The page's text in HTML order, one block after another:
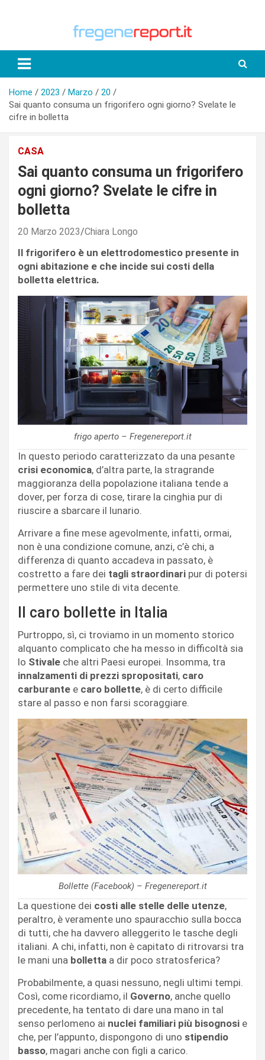
Home 2023 Marzo
20
Sai quanto consuma un frigorifero ogni giorno? Svelate le
cifre in bolletta
CASA
Sai quanto consuma un frigorifero
ogni giorno? Svelate le cifre in
bolletta
20 Marzo 2023 Chiara Longo
Il frigorifero è un elettrodomestico presente in
ogni abitazione e che incide sui costi della
bolletta elettrica.
frigo aperto – Fregenereport.it
In questo periodo caratterizzato da una pesante
crisi economica, d’altra parte, la stragrande
maggioranza della popolazione italiana tende a
dover, per forza di cose, tirare la cinghia pur di
riuscire a sbarcare il lunario.
Arrivare a fine mese agevolmente, infatti, ormai,
non è una condizione comune, anzi, c’è chi, a
differenza di quanto accadeva in passato, è
costretto a fare dei tagli straordinari pur di potersi
permettere uno stile di vita decente.
Il caro bollette in Italia
Purtroppo, sì, ci troviamo in un momento storico
alquanto complicato che ha messo in difficoltà sia
lo Stivale che altri Paesi europei. Insomma, tra
innalzamenti di prezzi spropositati, caro
carburante e caro bollette, è di certo difficile
stare al passo e non farsi scoraggiare.
Bollette (Facebook) – Fregenereport.it
La questione dei costi alle stelle delle utenze,
peraltro, è veramente uno spauracchio sulla bocca
di tutti, che ha davvero alleggerito le tasche degli
italiani. A chi, infatti, non è capitato di ritrovarsi tra
le mani una bolletta a dir poco stratosferica?
Probabilmente, a quasi nessuno, negli ultimi tempi.
Così, come ricordiamo, il Governo, anche quello
precedente, ha tentato di dare una mano in tal
senso perlomeno ai nuclei familiari più bisognosi e
che, per l’appunto, dispongono di uno stipendio
basso, magari anche con figli a carico.